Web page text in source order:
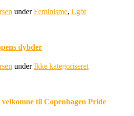
underFeminisme, Lgbt
dybder
underIkke kategoriseret
til Copenhagen Pride